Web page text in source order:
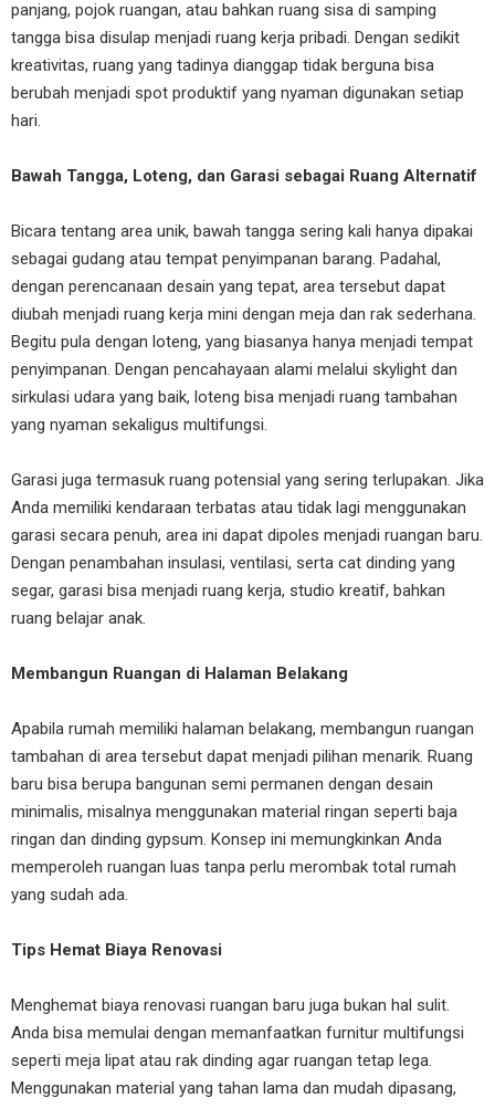
panjang, pojok ruangan, atau bahkan ruang sisa di samping
tangga bisa disulap menjadi ruang kerja pribadi. Dengan sedikit
kreativitas, ruang yang tadinya dianggap tidak berguna bisa
berubah menjadi spot produktif yang nyaman digunakan setiap
hari.
Bawah Tangga, Loteng, dan Garasi sebagai Ruang Alternatif
Bicara tentang area unik, bawah tangga sering kali hanya dipakai
sebagai gudang atau tempat penyimpanan barang. Padahal,
dengan perencanaan desain yang tepat, area tersebut dapat
diubah menjadi ruang kerja mini dengan meja dan rak sederhana.
Begitu pula dengan loteng, yang biasanya hanya menjadi tempat
penyimpanan. Dengan pencahayaan alami melalui skylight dan
sirkulasi udara yang baik, loteng bisa menjadi ruang tambahan
yang nyaman sekaligus multifungsi.
Garasi juga termasuk ruang potensial yang sering terlupakan. Jika
Anda memiliki kendaraan terbatas atau tidak lagi menggunakan
garasi secara penuh, area ini dapat dipoles menjadi ruangan baru.
Dengan penambahan insulasi, ventilasi, serta cat dinding yang
segar, garasi bisa menjadi ruang kerja, studio kreatif, bahkan
ruang belajar anak.
Membangun Ruangan di Halaman Belakang
Apabila rumah memiliki halaman belakang, membangun ruangan
tambahan di area tersebut dapat menjadi pilihan menarik. Ruang
baru bisa berupa bangunan semi permanen dengan desain
minimalis, misalnya menggunakan material ringan seperti baja
ringan dan dinding gypsum. Konsep ini memungkinkan Anda
memperoleh ruangan luas tanpa perlu merombak total rumah
yang sudah ada.
Tips Hemat Biaya Renovasi
Menghemat biaya renovasi ruangan baru juga bukan hal sulit.
Anda bisa memulai dengan memanfaatkan furnitur multifungsi
seperti meja lipat atau rak dinding agar ruangan tetap lega.
Menggunakan material yang tahan lama dan mudah dipasang,